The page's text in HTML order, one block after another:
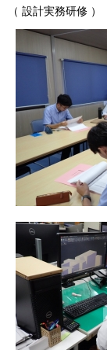
（ 設計実務研修 ）